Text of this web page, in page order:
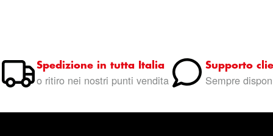
Spedizione in tutta Italia
o ritiro nei nostri punti vendita
Supporto
Sempre